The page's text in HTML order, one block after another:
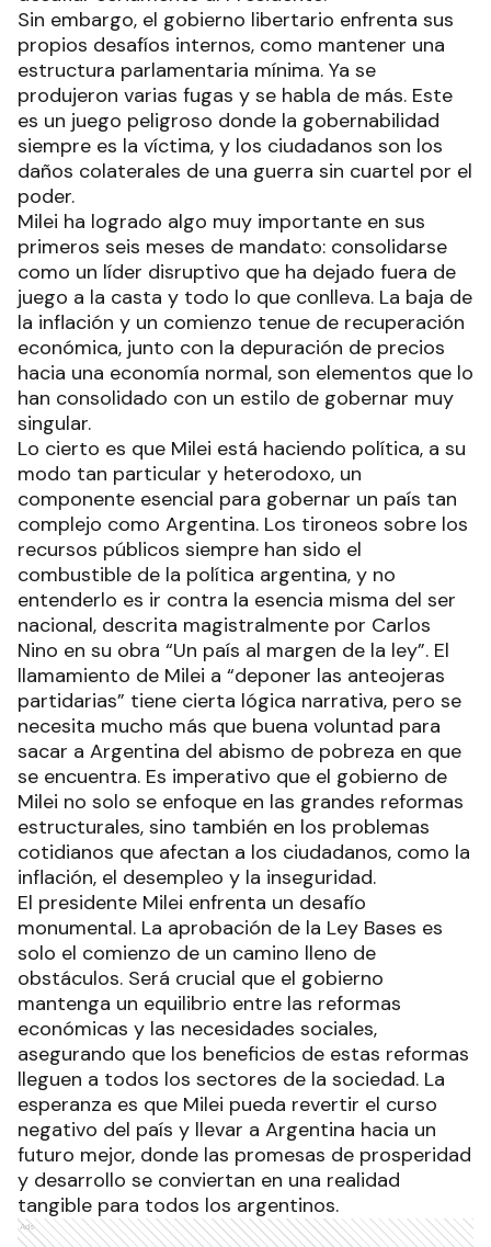
Sin embargo, el gobierno libertario enfrenta sus
propios desafíos internos, como mantener una
estructura parlamentaria mínima. Ya se
produjeron varias fugas y se habla de más. Este
es un juego peligroso donde la gobernabilidad
siempre es la víctima, y los ciudadanos son los
daños colaterales de una guerra sin cuartel por el
poder.
Milei ha logrado algo muy importante en sus
primeros seis meses de mandato: consolidarse
como un líder disruptivo que ha dejado fuera de
juego a la casta y todo lo que conlleva. La baja de
la inflación y un comienzo tenue de recuperación
económica, junto con la depuración de precios
hacia una economía normal, son elementos que lo
han consolidado con un estilo de gobernar muy
singular.
Lo cierto es que Milei está haciendo política, a su
modo tan particular y heterodoxo, un
componente esencial para gobernar un país tan
complejo como Argentina. Los tironeos sobre los
recursos públicos siempre han sido el
combustible de la política argentina, y no
entenderlo es ir contra la esencia misma del ser
nacional, descrita magistralmente por Carlos
Nino en su obra “Un país al margen de la ley”. El
llamamiento de Milei a “deponer las anteojeras
partidarias” tiene cierta lógica narrativa, pero se
necesita mucho más que buena voluntad para
sacar a Argentina del abismo de pobreza en que
se encuentra. Es imperativo que el gobierno de
Milei no solo se enfoque en las grandes reformas
estructurales, sino también en los problemas
cotidianos que afectan a los ciudadanos, como la
inflación, el desempleo y la inseguridad.
El presidente Milei enfrenta un desafío
monumental. La aprobación de la Ley Bases es
solo el comienzo de un camino lleno de
obstáculos. Será crucial que el gobierno
mantenga un equilibrio entre las reformas
económicas y las necesidades sociales,
asegurando que los beneficios de estas reformas
lleguen a todos los sectores de la sociedad. La
esperanza es que Milei pueda revertir el curso
negativo del país y llevar a Argentina hacia un
futuro mejor, donde las promesas de prosperidad
y desarrollo se conviertan en una realidad
tangible para todos los argentinos.
Ads